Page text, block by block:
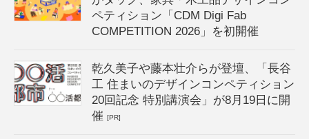
ペティション「CDM Digi Fab
COMPETITION 2026」を初開催
乾久美子や藤本壮介らが登壇、「長谷
工 住まいのデザインコンペティション
20回記念 特別講演会」が8月19日に開
催[PR]